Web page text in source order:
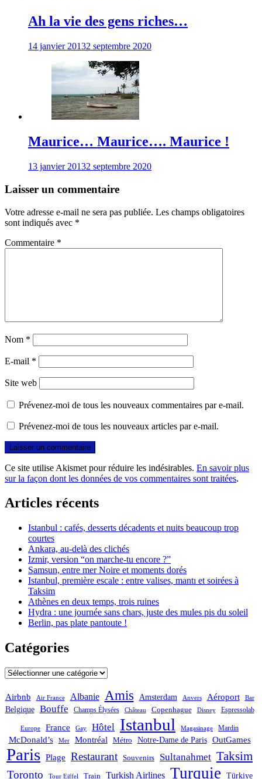
Ah la vie des gens riches…
14 janvier 20132 septembre 2020
Maurice… Maurice…. Maurice !
13 janvier 20132 septembre 2020
Laisser un commentaire
Votre adresse e-mail ne sera pas publiée. Les champs obligatoires
sont indiqués avec *
Commentaire *
Nom *
E-mail *
Site web
Prévenez-moi de tous les nouveaux commentaires par e-mail.
Prévenez-moi de tous les nouveaux articles par e-mail.
Ce site utilise Akismet pour réduire les indésirables. En savoir plus
sur la façon dont les données de vos commentaires sont traitées.
Articles récents
Istanbul : cafés, desserts décadents et nuits beaucoup trop
courtes
Ankara, au-delà des clichés
Izmir, version “on marche-tu encore ?”
Samsun, entre mer Noire et moments dorés
Istanbul, première escale : entre valises, mantı et soirées à
Taksim
Athènes en deux temps, trois ruines
Hydra : une journée sans chars, juste des mules pis du soleil
Berlin, pas plate pantoute !
Catégories
Catégories
Airbnb Air France Albanie Amis Amsterdam Anvers Aéroport Bar
Belgique Bouffe Champs Élysées Château Copenhague Disney Espressolab
Europe France Gay Hôtel Istanbul Magasinage Mardin
McDonald’s Mer Montréal Métro Notre-Dame de Paris OutGames
Paris Plage Restaurant Souvenirs Sultanahmet Taksim
Toronto Tour Eiffel Train Turkish Airlines Turquie Türkiye